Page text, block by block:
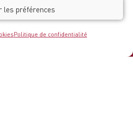
les préférences
Politique de confidentialité